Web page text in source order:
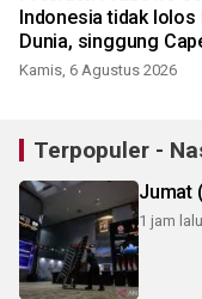
Indonesia tidak lolos
Dunia, singgung
Kamis, 6 Agustus 2026
Terpopuler -
Jumat
1 jam lalu